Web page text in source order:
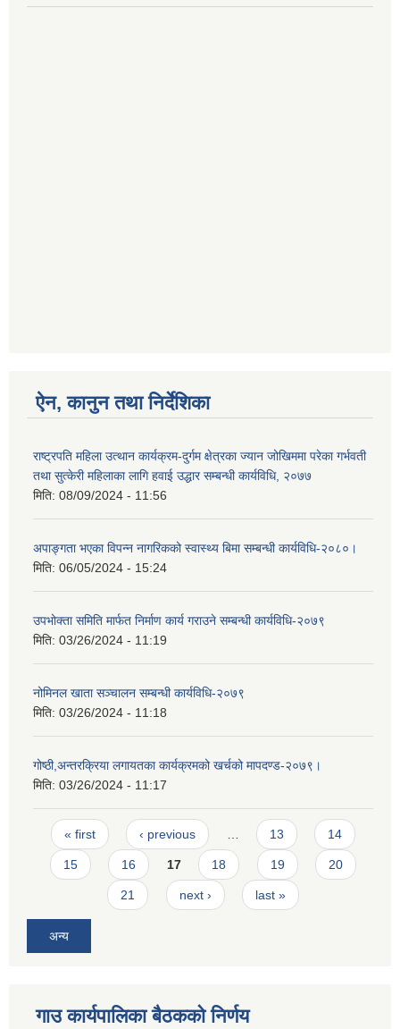
ऐन, कानुन तथा निर्देशिका
राष्ट्रपति महिला उत्थान कार्यक्रम-दुर्गम क्षेत्रका ज्यान जोखिममा परेका गर्भवती
तथा सुत्केरी महिलाका लागि हवाई उद्धार सम्बन्धी कार्यविधि, २०७७
मिति: 08/09/2024 - 11:56
अपाङ्गता भएका विपन्न नागरिकको स्वास्थ्य बिमा सम्बन्धी कार्यविधि-२०८०।
मिति: 06/05/2024 - 15:24
उपभोक्ता समिति मार्फत निर्माण कार्य गराउने सम्बन्धी कार्यविधि-२०७९
मिति: 03/26/2024 - 11:19
नोमिनल खाता सञ्चालन सम्बन्धी कार्यविधि-२०७९
मिति: 03/26/2024 - 11:18
गोष्ठी,अन्तरक्रिया लगायतका कार्यक्रमको खर्चको मापदण्ड-२०७९।
मिति: 03/26/2024 - 11:17
Pages
« first ‹ previous 13 14
15 16 17 18 19 20
21 next › last »
अन्य
गाउ कार्यपालिका बैठकको निर्णय